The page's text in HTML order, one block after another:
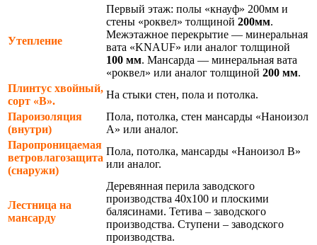
Утепление
Первый этаж: полы «кнауф» 200мм и
стены «роквел» толщиной 200мм.
Межэтажное перекрытие — минеральная
вата «KNAUF» или аналог толщиной
100 мм. Мансарда — минеральная вата
«роквел» или аналог толщиной 200 мм.
Плинтус хвойный,
сорт «В».
На стыки стен, пола и потолка.
Пароизоляция
(внутри)
Пола, потолка, стен мансарды «Наноизол
А» или аналог.
Паропроницаемая
ветровлагозащита
(снаружи)
Пола, потолка, мансарды «Наноизол В»
или аналог.
Лестница на
мансарду
Деревянная перила заводского
производства 40х100 и плоскими
балясинами. Тетива – заводского
производства. Ступени – заводского
производства.